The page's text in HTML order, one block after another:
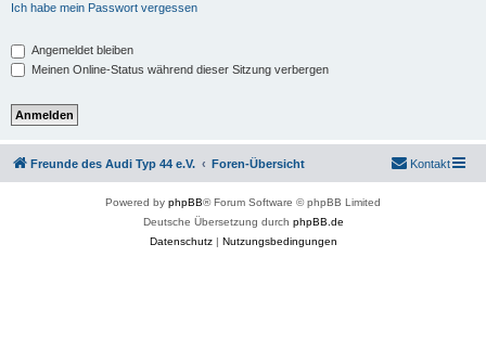
Ich habe mein Passwort vergessen
Angemeldet bleiben
Meinen Online-Status während dieser Sitzung verbergen
Freunde des Audi Typ 44 e.V. Foren-Übersicht Kontakt
Powered by phpBB® Forum Software © phpBB Limited
Deutsche Übersetzung durch phpBB.de
Datenschutz| Nutzungsbedingungen